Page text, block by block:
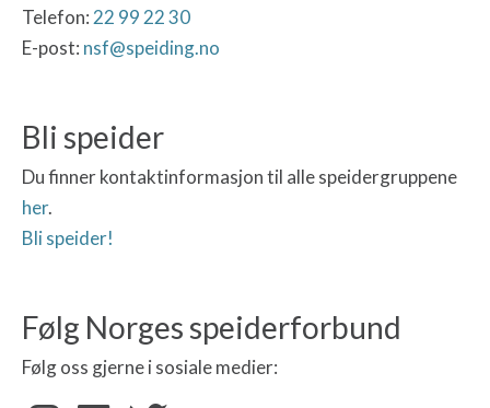
Telefon:22 99 22 30
E-post: nsf@speiding.no
Bli speider
Du finner kontaktinformasjon til alle speidergruppene
her.
Bli speider!
Følg Norges speiderforbund
Følg oss gjerne i sosiale medier: